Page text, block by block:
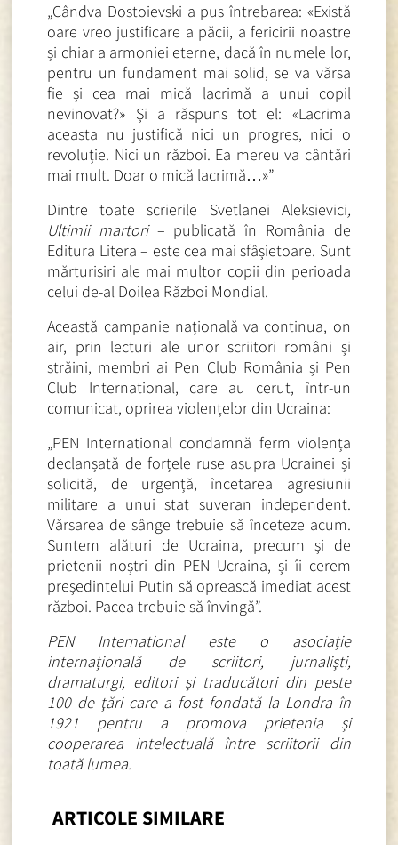
„Cândva Dostoievski a pus întrebarea: «Există
oare vreo justificare a păcii, a fericirii noastre
și chiar a armoniei eterne, dacă în numele lor,
pentru un fundament mai solid, se va vărsa
fie și cea mai mică lacrimă a unui copil
nevinovat?» Și a răspuns tot el: «Lacrima
aceasta nu justifică nici un progres, nici o
revoluție. Nici un război. Ea mereu va cântări
mai mult. Doar o mică lacrimă…»”
Dintre toate scrierile Svetlanei Aleksievici,
Ultimii martori– publicată în România de
Editura Litera – este cea mai sfâșietoare. Sunt
mărturisiri ale mai multor copii din perioada
celui de-al Doilea Război Mondial.
Această campanie națională va continua, on
air, prin lecturi ale unor scriitori români și
străini, membri ai Pen Club România și Pen
Club International, care au cerut, într-un
comunicat, oprirea violențelor din Ucraina:
„PEN International condamnă ferm violența
declanșată de forțele ruse asupra Ucrainei și
solicită, de urgență, încetarea agresiunii
militare a unui stat suveran independent.
Vărsarea de sânge trebuie să înceteze acum.
Suntem alături de Ucraina, precum și de
prietenii noștri din PEN Ucraina, și îi cerem
președintelui Putin să oprească imediat acest
război. Pacea trebuie să învingă”.
PEN International este o asociație
internațională de scriitori, jurnalişti,
dramaturgi, editori şi traducători din peste
100 de ţări care a fost fondată la Londra în
1921 pentru a promova prietenia și
cooperarea intelectuală între scriitorii din
toată lumea.
ARTICOLE SIMILARE